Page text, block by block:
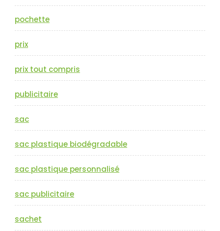
pochette
prix
prix tout compris
publicitaire
sac
sac plastique biodégradable
sac plastique personnalisé
sac publicitaire
sachet